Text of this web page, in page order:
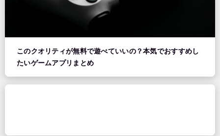
このクオリティが無料で遊べていいの？本気でおすすめし
たいゲームアプリまとめ